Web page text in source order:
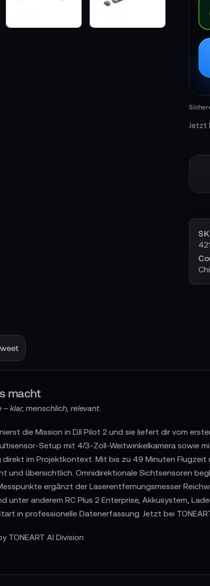
Jetzt
macht
klar, menschlich, relevant.
die Mission in DJI Pilot 2 und sie liefert dir vom
Setup mit 4/3-Zoll-Weitwinkelkamera sowie
im Projektkontext. Mit bis zu 49 Minuten
und übersichtlich. Omnidirektionale Sichtsensoren
ergänzt der Laserentfernungsmesser
unter anderem RC Plus 2 Enterprise, Akkusystem,
in professionelle Datenerfassung. Jetzt bei
TONEART AI Division